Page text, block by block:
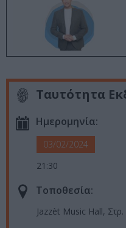
Ταυτότητα
Ημερομηνία:
03/02/2024
21:30
Τοποθεσία:
Jazzèt Music Hall, Στρ.